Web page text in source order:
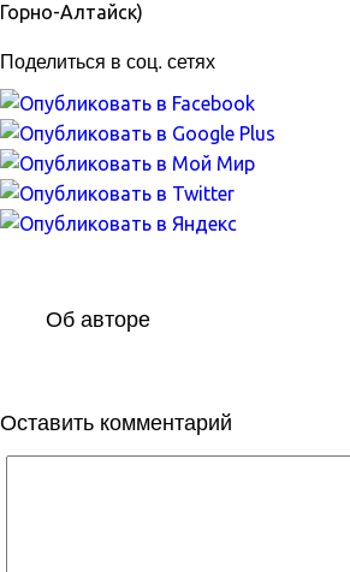
Горно-Алтайск)
Поделиться в соц. сетях
Об авторе
Оставить комментарий